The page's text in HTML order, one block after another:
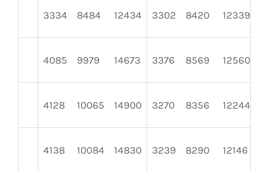
3334 8484 12434 3302 8420 12339
4085 9979 14673 3376 8569 12560
4128 10065 14900 3270 8356 12244
4138 10084 14830 3239 8290 12146